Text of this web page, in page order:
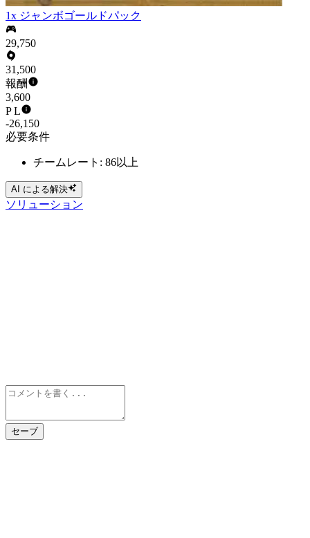
1x ジャンボゴールドパック
29,750
31,500
報酬
3,600
P L
-26,150
必要条件
チームレート: 86以上
AI による解決
ソリューション
セーブ